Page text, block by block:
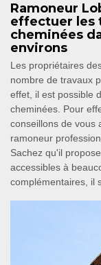
Ramoneur
effectuer les
cheminées
environs
Les propriétaires
nombre de travaux
effet, il est possible
cheminées. Pour
conseillons de vous
ramoneur
Sachez qu'il
accessibles à
complémentaires, il